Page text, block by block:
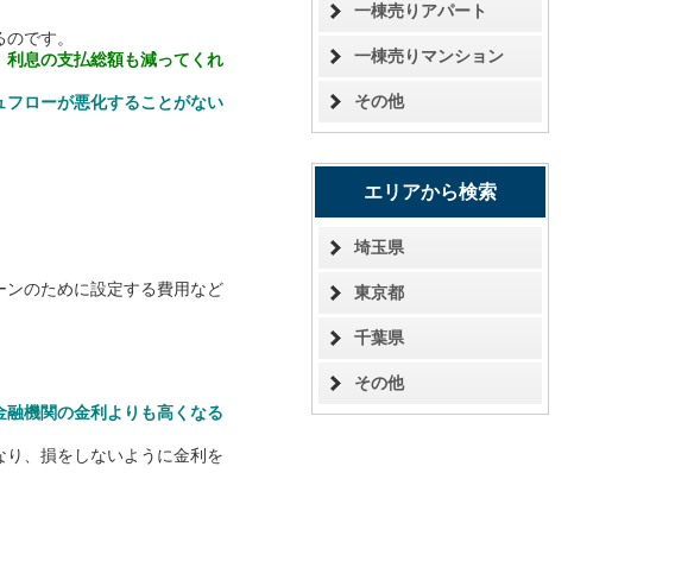
です。
息の支払総額も減ってくれ
ローが悪化することがない
のために設定する費用など
機関の金利よりも高くなる
、損をしないように金利を
一棟売りアパート
一棟売りマンション
その他
エリアから検索
埼玉県
東京都
千葉県
その他